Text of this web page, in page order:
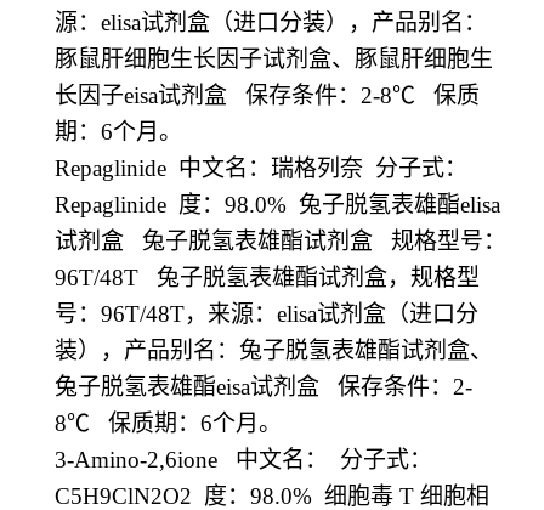
源： elisa试剂盒（进口分装），产品别名：
豚鼠肝细胞生长因子试剂盒、豚鼠肝细胞生
长因子eisa试剂盒 保存条件： 2-8℃
保质
期： 6个月。
Repaglinide 中文名：瑞格列奈 分子式：
Repaglinide 度： 98.0% 兔子脱氢表雄酯elisa
试剂盒
兔子脱氢表雄酯试剂盒
规格型号：
96T/48T 兔子脱氢表雄酯试剂盒，规格型
号： 96T/48T，来源： elisa试剂盒（进口分
装），产品别名：兔子脱氢表雄酯试剂盒、
兔子脱氢表雄酯eisa试剂盒 保存条件： 2-
8℃ 保质期： 6个月。
3-Amino-2,6ione 中文名：
分子式：
C5H9ClN2O2 度： 98.0% 细胞毒 T 细胞相